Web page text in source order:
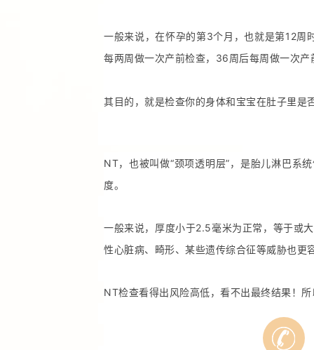
一般来说，在怀孕的第3个月，也就是第12
每两周做一次产前检查，36周后每周做一次
其目的，就是检查你的身体和宝宝在肚子里是
NT，也被叫做“颈项透明层”，是胎儿淋巴系
度。
一般来说，厚度小于2.5毫米为正常，等于或
性心脏病、畸形、某些遗传综合征等威胁也更
NT检查看得出风险高低，看不出最终结果！